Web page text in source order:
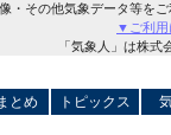
・その他気象データ等を
▼ご利用
「気象人」は株
とめ トピックス